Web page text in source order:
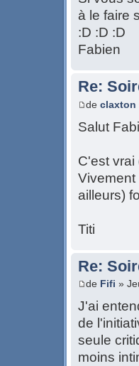
à le faire
:D :D :D
Fabien
Re:
de claxton
Salut
C'est
Vivement
ailleurs)
Titi
Re:
de Fifi »
J'ai
de
seule
moins